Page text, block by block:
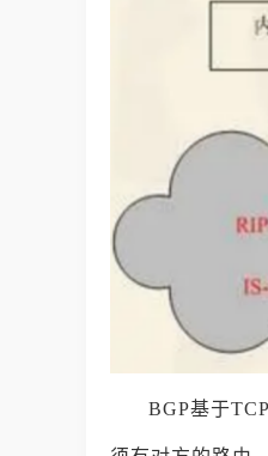
BGP基于